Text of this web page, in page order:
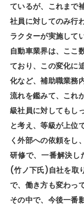
ているが、これまで
社員に対してのみ行
ラクターが実施して
自動車業界は、ここ
ており、この変化に
化など、補助職業務
流れを鑑みて、これ
級社員に対してもし
と考え、等級が上位
く外部への依頼をし
研修で、一番解決し
(竹ノ下氏)自社を取
で、働き方も変わっ
その中で、今後一番